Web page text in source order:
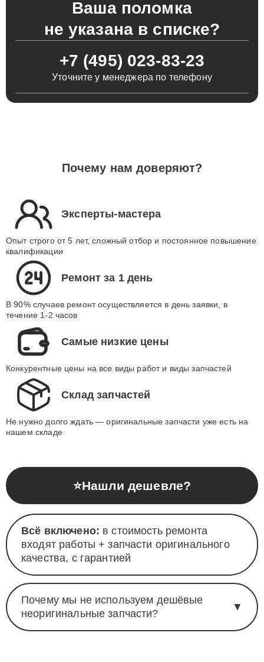
Ваша поломка
не указана в списке?
+7 (495) 023-83-23
Уточните у менеджера по телефону
Почему нам доверяют?
Эксперты-мастера
Опыт строго от 5 лет, сложный отбор и постоянное повышение
квалификации
Ремонт за 1 день
В 90% случаев ремонт осуществляется в день заявки, в
течение 1-2 часов
Самые низкие цены
Конкурентные цены на все виды работ и виды запчастей
Склад запчастей
Не нужно долго ждать — оригинальные запчасти уже есть на
нашем складе
⭐Нашли дешевле?
Всё включено: в стоимость ремонта
входят работы + запчасти оригинального
качества, с гарантией
Почему мы не используем дешёвые
неоригинальные запчасти?
▼